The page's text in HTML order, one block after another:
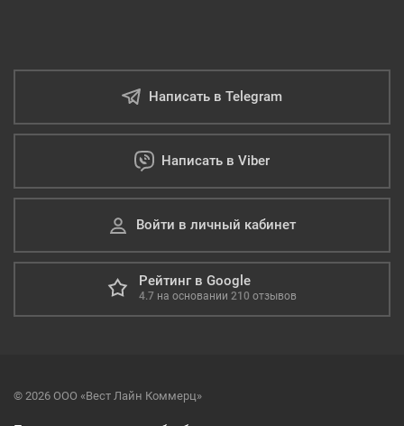
Написать в Telegram
Написать в Viber
Войти в личный кабинет
Рейтинг в Google
4.7 на основании 210 отзывов
© 2026 ООО «Вест Лайн Коммерц»